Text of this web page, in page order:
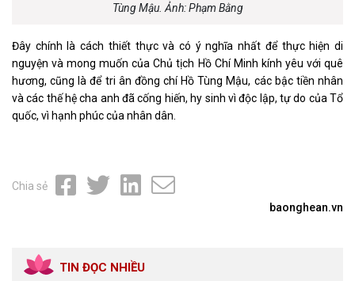
Tùng Mậu. Ảnh: Phạm Bằng
Đây chính là cách thiết thực và có ý nghĩa nhất để thực hiện di
nguyện và mong muốn của Chủ tịch Hồ Chí Minh kính yêu với quê
hương, cũng là để tri ân đồng chí Hồ Tùng Mậu, các bậc tiền nhân
và các thế hệ cha anh đã cống hiến, hy sinh vì độc lập, tự do của Tổ
quốc, vì hạnh phúc của nhân dân.
Chia sẻ
baonghean.vn
TIN ĐỌC NHIỀU